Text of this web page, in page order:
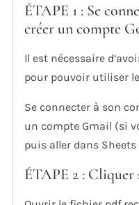
ÉTAPE 1 : Se
créer un compte
Il est nécessaire
pour pouvoir utiliser
Se connecter à son
un compte Gmail (si
puis aller dans
ÉTAPE 2 : Cliquer